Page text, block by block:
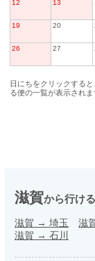
12 13
19 20
26 27
日にちをクリックする
る便の一覧が表示されま
滋賀から行け
滋賀 → 埼玉 滋
滋賀 → 石川